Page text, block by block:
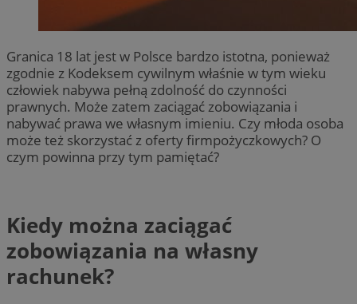
Granica 18 lat jest w Polsce bardzo istotna, ponieważ
zgodnie z Kodeksem cywilnym właśnie w tym wieku
człowiek nabywa pełną zdolność do czynności
prawnych. Może zatem zaciągać zobowiązania i
nabywać prawa we własnym imieniu. Czy młoda osoba
może też skorzystać z oferty firmpożyczkowych? O
czym powinna przy tym pamiętać?
Kiedy można zaciągać
zobowiązania na własny
rachunek?